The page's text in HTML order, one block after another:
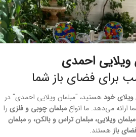
ویلایی احمدی
برای فضای باز شما
ویلای خودهستید، "مبلمان ویلایی احمدی" در
ارائه می‌دهد. ما انواع مبلمان چوبی و فلزی را
مبلمان ویلایی، مبلمان تراس و بالکن، و مبلمان
باز هستند.